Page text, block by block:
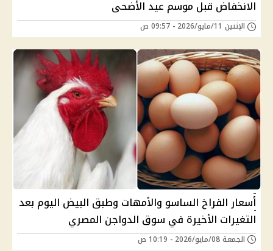
الانخفاض قبل موسم عيد الأضحى
الإثنين 11/مايو/2026 - 09:57 ص
أسعار الفراخ الساسو والأمهات وطبق البيض اليوم بعد
التغيرات الأخيرة في سوق الدواجن المصري
الجمعة 08/مايو/2026 - 10:19 ص